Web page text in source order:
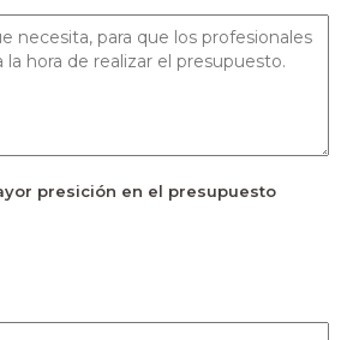
presición en el presupuesto